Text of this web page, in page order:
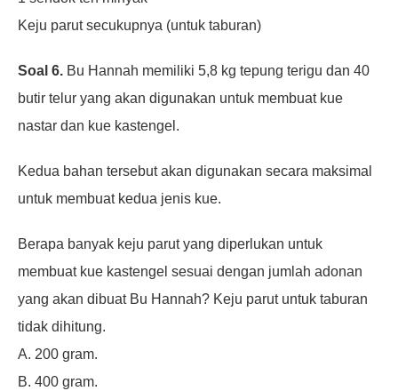
Keju parut secukupnya (untuk taburan)
Soal 6. Bu Hannah memiliki 5,8 kg tepung terigu dan 40
butir telur yang akan digunakan untuk membuat kue
nastar dan kue kastengel.
Kedua bahan tersebutakan digunakan secara maksimal
untuk membuat kedua jenis kue.
Berapa banyak keju parut yang diperlukan untuk
membuat kue kastengel sesuai dengan jumlah adonan
yang akan dibuat Bu Hannah? Keju parut untuk taburan
tidak dihitung.
A. 200 gram.
B. 400 gram.